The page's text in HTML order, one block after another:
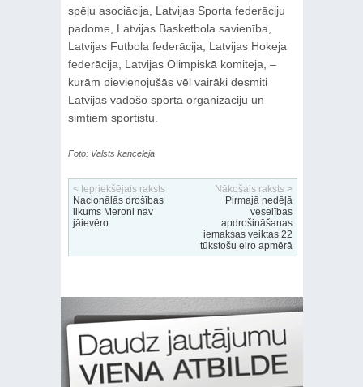
spēļu asociācija, Latvijas Sporta federāciju
padome, Latvijas Basketbola savienība,
Latvijas Futbola federācija, Latvijas Hokeja
federācija, Latvijas Olimpiskā komiteja, –
kurām pievienojušās vēl vairāki desmiti
Latvijas vadošo sporta organizāciju un
simtiem sportistu.
Foto: Valsts kanceleja
< Iepriekšējais raksts
Nacionālās drošības
likums Meroni nav
jāievēro
Nākošais raksts >
Pirmajā nedēļā
veselības
apdrošināšanas
iemaksas veiktas 22
tūkstošu eiro apmērā